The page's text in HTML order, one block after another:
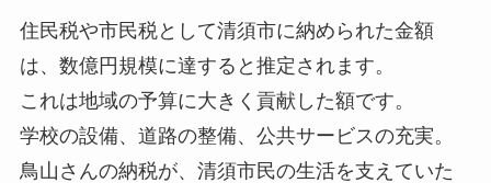
住民税や市民税として清須市に納められた金額
は、数億円規模に達すると推定されます。
これは地域の予算に大きく貢献した額です。
学校の設備、道路の整備、公共サービスの充実。
鳥山さんの納税が、清須市民の生活を支えていた